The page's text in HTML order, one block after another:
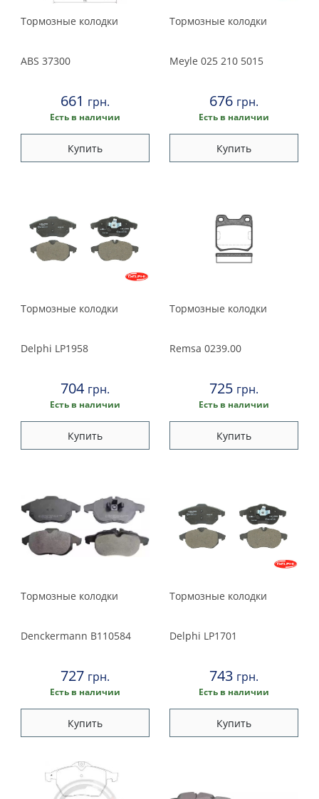
Тормозные колодки
ABS 37300
661 грн.
Есть в наличии
Купить
Тормозные колодки
Meyle 025 210 5015
676 грн.
Есть в наличии
Купить
Тормозные колодки
Delphi LP1958
704 грн.
Есть в наличии
Купить
Тормозные колодки
Remsa 0239.00
725 грн.
Есть в наличии
Купить
Тормозные колодки
Denckermann B110584
727 грн.
Есть в наличии
Купить
Тормозные колодки
Delphi LP1701
743 грн.
Есть в наличии
Купить